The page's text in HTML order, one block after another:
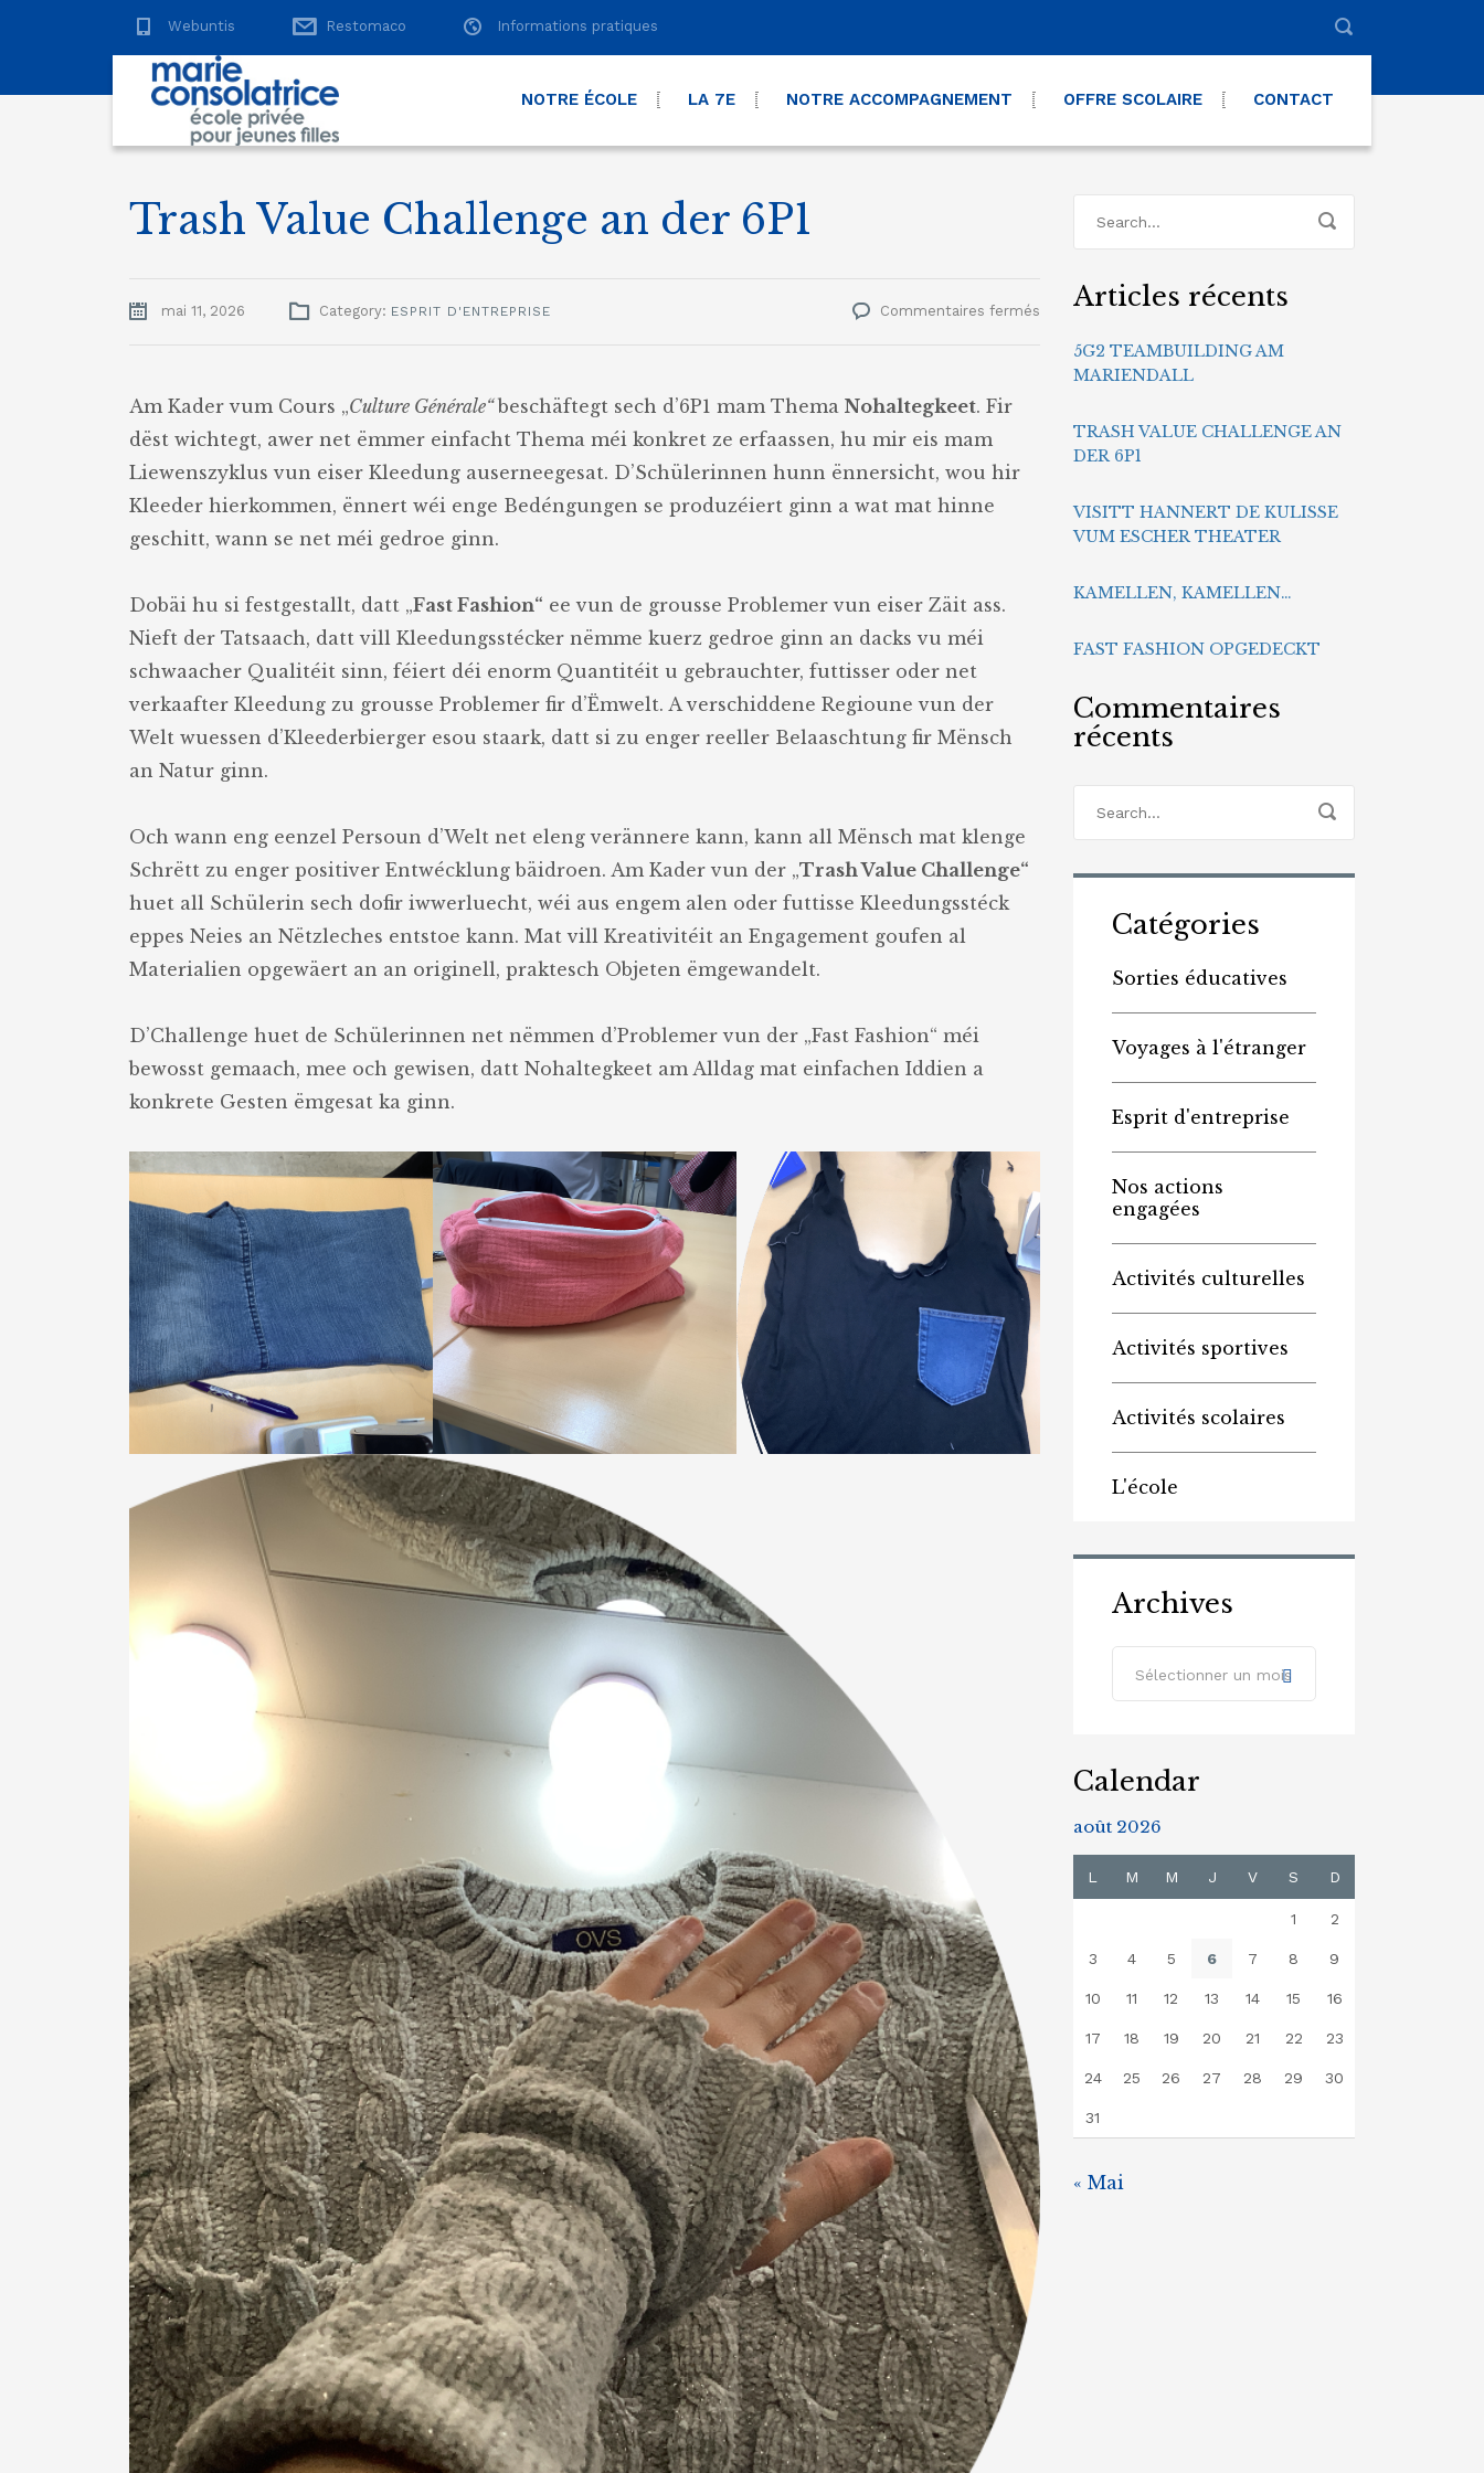
Webuntis Restomaco Informations pratiques
NOTRE ÉCOLE LA 7E NOTRE ACCOMPAGNEMENT OFFRE SCOLAIRE CONTACT
Trash Value Challenge an der 6P1
mai 11, 2026 Category: ESPRIT D'ENTREPRISE Commentaires fermés
Value
Challenge
Am Kader vum Cours „Culture Générale“beschäftegt sech d’6P1 mam Thema Nohaltegkeet. Fir
dëst wichtegt, awer net ëmmer einfacht Thema méi konkret ze erfaassen, hu mir eis mam
Liewenszyklus vun eiser Kleedung auserneegesat. D’Schülerinnen hunn ënnersicht, wou hir
Kleeder hierkommen, ënnert wéi enge Bedéngungen se produzéiert ginn a wat mat hinne
geschitt, wann se net méi gedroe ginn.
Dobäi hu si festgestallt, datt „Fast Fashion“ ee vun de grousse Problemer vun eiser Zäit ass.
Nieft der Tatsaach, datt vill Kleedungsstécker nëmme kuerz gedroe ginn an dacks vu méi
schwaacher Qualitéit sinn, féiert déi enorm Quantitéit u gebrauchter, futtisser oder net
verkaafter Kleedung zu grousse Problemer fir d’Ëmwelt. A verschiddene Regioune vun der
Welt wuessen d’Kleederbierger esou staark, datt si zu enger reeller Belaaschtung fir Mënsch
an Natur ginn.
Och wann eng eenzel Persoun d’Welt net eleng verännere kann, kann all Mënsch mat klenge
Schrëtt zu enger positiver Entwécklung bäidroen. Am Kader vun der „Trash Value Challenge“
huet all Schülerin sech dofir iwwerluecht, wéi aus engem alen oder futtisse Kleedungsstéck
eppes Neies an Nëtzleches entstoe kann. Mat vill Kreativitéit an Engagement goufen al
Materialien opgewäert an an originell, praktesch Objeten ëmgewandelt.
D’Challenge huet de Schülerinnen net nëmmen d’Problemer vun der „Fast Fashion“ méi
bewosst gemaach, mee och gewisen, datt Nohaltegkeet am Alldag mat einfachen Iddien a
konkrete Gesten ëmgesat ka ginn.
Articles récents
5G2 TEAMBUILDING AM
MARIENDALL
TRASH VALUE CHALLENGE AN
DER 6P1
VISITT HANNERT DE KULISSE
VUM ESCHER THEATER
KAMELLEN, KAMELLEN…
FAST FASHION OPGEDECKT
Commentaires
récents
Catégories
Sorties éducatives
Voyages à l'étranger
Esprit d'entreprise
Nos actions
engagées
Activités culturelles
Activités sportives
Activités scolaires
L'école
Archives
Sélectionner un mois
Calendar
août 2026
L M M J V S D
1 2
3 4 5 6 7 8 9
10 11 12 13 14 15 16
17 18 19 20 21 22 23
24 25 26 27 28 29 30
31
« Mai